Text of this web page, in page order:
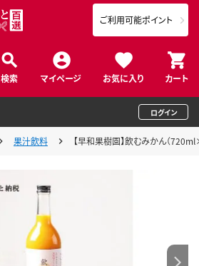
検索 マイページ お気に入り カート
ご利用可能ポイント
ログイン
果汁飲料 【早和果樹園】飲むみかん（